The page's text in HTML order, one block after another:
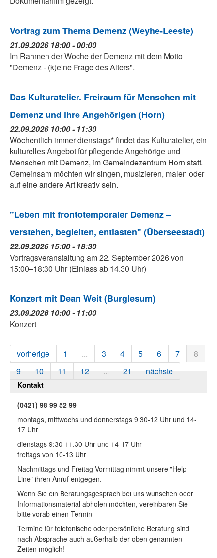
Vortrag zum Thema Demenz (Weyhe-Leeste)
21.09.2026 18:00 - 00:00
Im Rahmen der Woche der Demenz mit dem Motto
"Demenz - (k)eine Frage des Alters".
Das Kulturatelier. Freiraum für Menschen mit
Demenz und ihre Angehörigen (Horn)
22.09.2026 10:00 - 11:30
Wöchentlich immer dienstags* findet das Kulturatelier, ein
kulturelles Angebot für pflegende Angehörige und
Menschen mit Demenz, im Gemeindezentrum Horn statt.
Gemeinsam möchten wir singen, musizieren, malen oder
auf eine andere Art kreativ sein.
"Leben mit frontotemporaler Demenz –
verstehen, begleiten, entlasten" (Überseestadt)
22.09.2026 15:00 - 18:30
Vortragsveranstaltung am 22. September 2026 von
15:00–18:30 Uhr (Einlass ab 14.30 Uhr)
Konzert mit Dean Weit (Burglesum)
23.09.2026 10:00 - 11:00
Konzert
vorherige 1 ... 3 4 5 6 7
8
9
10 11 12 ... 21 nächste
Kontakt
(0421) 98 99 52 99
montags, mittwochs und donnerstags 9:30-12 Uhr und 14-
17 Uhr
dienstags 9:30-11.30 Uhr und 14-17 Uhr
freitags von 10-13 Uhr
Nachmittags und Freitag Vormittag nimmt unsere "Help-
Line" ihren Anruf entgegen.
Wenn Sie ein Beratungsgespräch bei uns wünschen oder
Informationsmaterial abholen möchten, vereinbaren Sie
bitte vorab einen Termin.
Termine für telefonische oder persönliche Beratung sind
nach Absprache auch außerhalb der oben genannten
Zeiten möglich!